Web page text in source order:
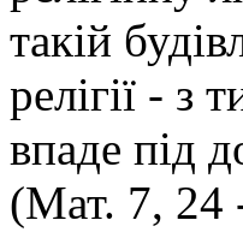
такій
релігії - з
впаде під
(Мат. 7, 24